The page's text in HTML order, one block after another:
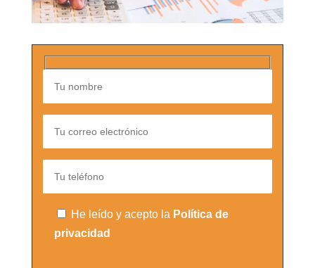
He leído y acepto la Política de
privacidad